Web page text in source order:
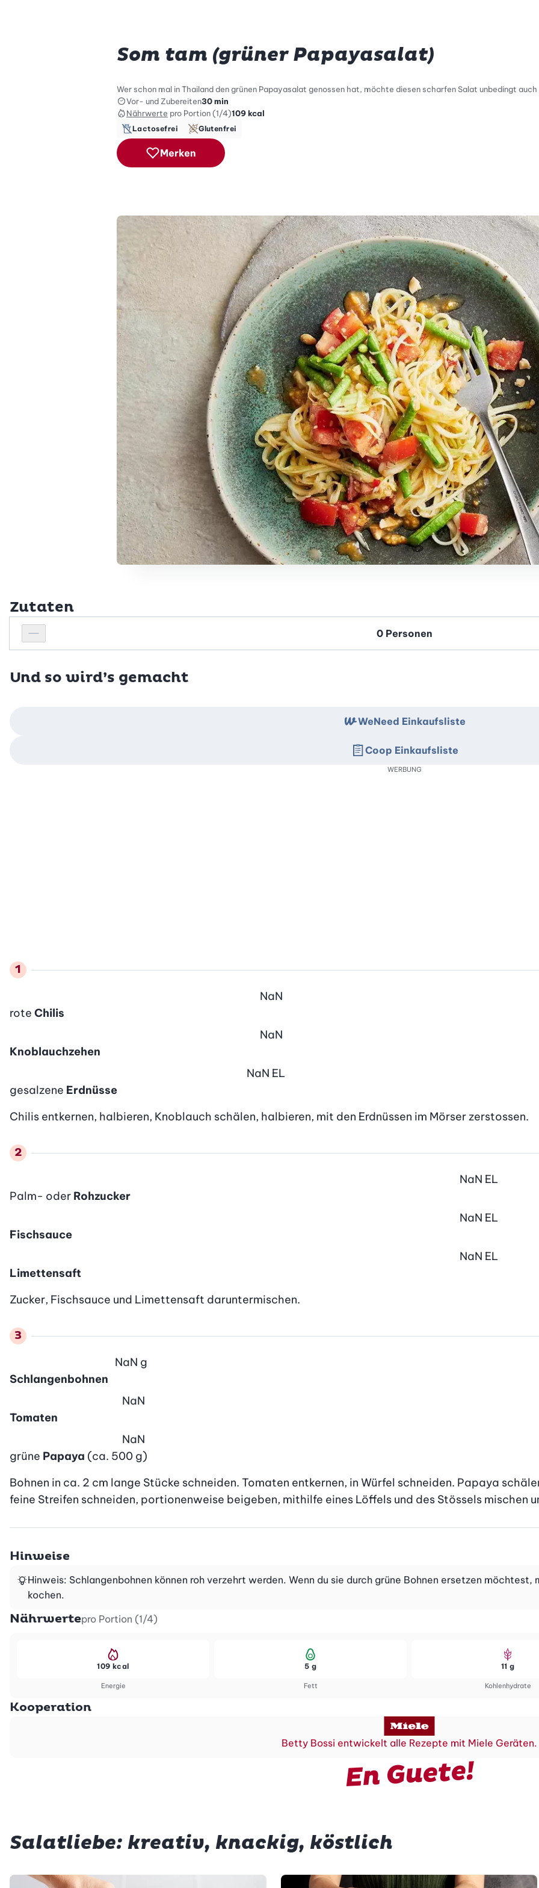
Som tam (grüner Papayasalat)
Wer schon mal in Thailand den grünen Papayasalat genossen hat, möchte diesen scharfen Salat unbedingt
Vor- und Zubereiten30 min
Nährwerte pro Portion (1/4)109 kcal
Lactosefrei Glutenfrei
Merken
Zutaten
Personenanzahl verringern
Personenanzahl
Und so wird’s gemacht
rote Chilis
NaN
Knoblauchzehen
NaN
gesalzene Erdnüsse
NaN EL
Chilis entkernen, halbieren, Knoblauch schälen, halbieren, mit den Erdnüssen im Mörser zerstossen.
Palm- oder Rohzucker
NaN EL
Fischsauce
NaN EL
Limettensaft
NaN EL
Zucker, Fischsauce und Limettensaft daruntermischen.
Schlangenbohnen
NaN g
Tomaten
NaN
grüne Papaya (ca. 500 g)
NaN
Bohnen in ca. 2 cm lange Stücke schneiden. Tomaten entkernen, in Würfel schneiden. Papaya
feine Streifen schneiden, portionenweise beigeben, mithilfe eines Löffels und des Stössels mischen
WeNeed Einkaufsliste
Coop Einkaufsliste
WERBUNG
Hinweise
Hinweis: Schlangenbohnen können roh verzehrt werden. Wenn du sie durch grüne Bohnen ersetzen
kochen.
Nährwertepro Portion (1/4)
Energie
109 kcal
Fett
5 g
Kohlenhydrate
11 g
Kooperation
Betty Bossi entwickelt alle Rezepte mit Miele Geräten.
En Guete!
Salatliebe: kreativ, knackig, köstlich